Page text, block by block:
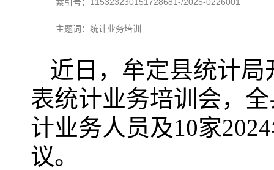
主题词：统计业务培训
近日，牟定县统计局
表统计业务培训会，
计业务人员及10家
议。